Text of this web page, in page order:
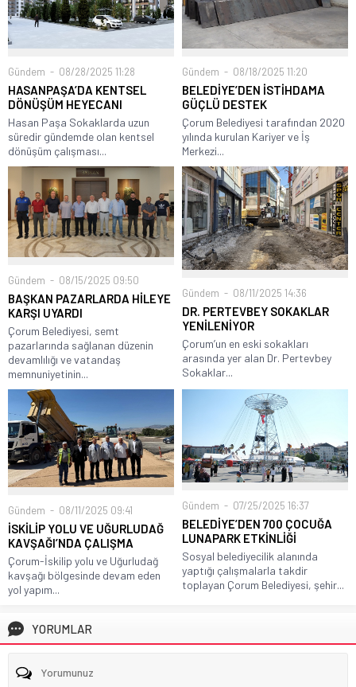
Gündem 08/28/2025 11:28
HASANPAŞA’DA KENTSEL
DÖNÜŞÜM HEYECANI
Hasan Paşa Sokaklarda uzun
süredir gündemde olan kentsel
dönüşüm çalışması...
Gündem 08/18/2025 11:20
BELEDİYE’DEN İSTİHDAMA
GÜÇLÜ DESTEK
Çorum Belediyesi tarafından 2020
yılında kurulan Kariyer ve İş
Merkezi...
Gündem 08/15/2025 09:50
BAŞKAN PAZARLARDA HİLEYE
KARŞI UYARDI
Çorum Belediyesi, semt
pazarlarında sağlanan düzenin
devamlılığı ve vatandaş
memnuniyetinin...
Gündem 08/11/2025 14:36
DR. PERTEVBEY SOKAKLAR
YENİLENİYOR
Çorum’un en eski sokakları
arasında yer alan Dr. Pertevbey
Sokaklar...
Gündem 08/11/2025 09:41
İSKİLİP YOLU VE UĞURLUDAĞ
KAVŞAĞI’NDA ÇALIŞMA
Çorum-İskilip yolu ve Uğurludağ
kavşağı bölgesinde devam eden
yol yapım...
Gündem 07/25/2025 16:37
BELEDİYE’DEN 700 ÇOCUĞA
LUNAPARK ETKİNLİĞİ
Sosyal belediyecilik alanında
yaptığı çalışmalarla takdir
toplayan Çorum Belediyesi, şehir...
YORUMLAR